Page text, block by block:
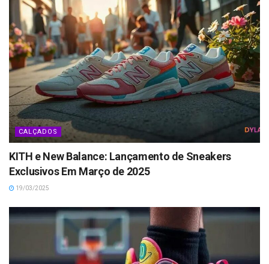
CALÇADOS
KITH e New Balance: Lançamento de Sneakers
Exclusivos Em Março de 2025
19/03/2025